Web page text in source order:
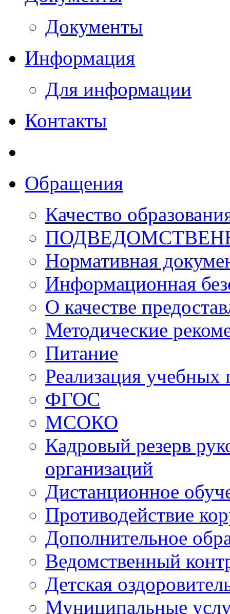
Документы
Информация
Для информации
Контакты
Обращения
Качество
Нормативная
Информационная
О качестве
Методические
Питание
Реализация
ФГОС
МСОКО
Кадровый резерв
организаций
Дистанционное
Противодействие
Дополнительное
Ведомственный
Детская
Муниципальные